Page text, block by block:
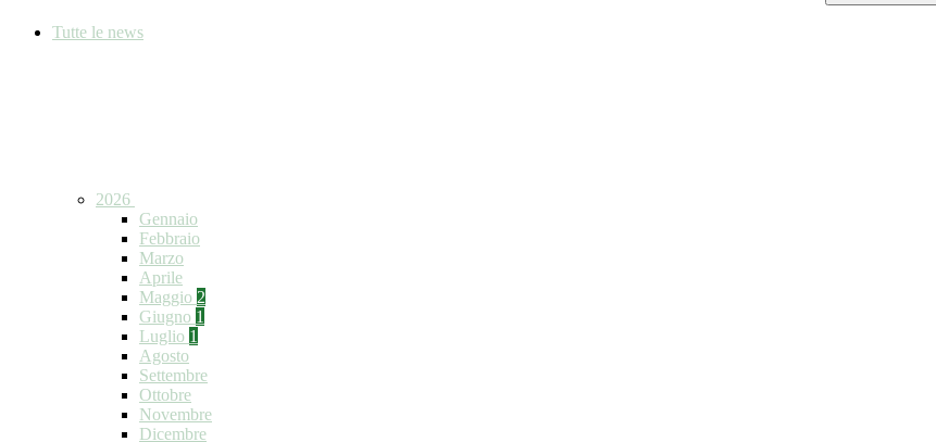
Tutte le news
2026
Gennaio
Febbraio
Marzo
Aprile
Maggio 2
Giugno 1
Luglio 1
Agosto
Settembre
Ottobre
Novembre
Dicembre